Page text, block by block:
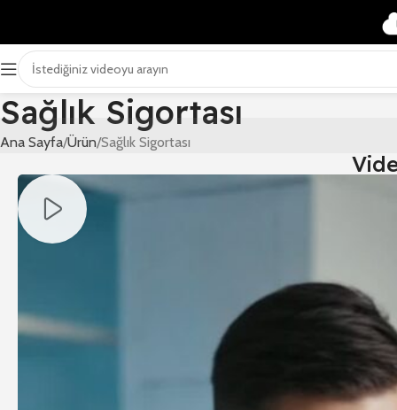
Sağlık Sigortası
Ana Sayfa Ürün Sağlık Sigortası